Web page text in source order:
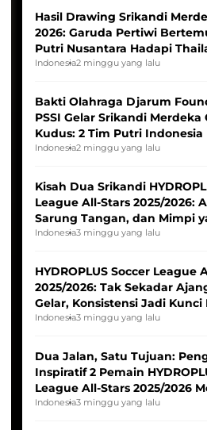
Hasil Drawing Srikandi
2026: Garuda Pertiwi
Putri Nusantara Hadapi
Indonesia2 minggu yang lalu
Bakti Olahraga Djarum
PSSI Gelar Srikandi Merdeka
Kudus: 2 Tim Putri Indonesia
Tim Asia
Indonesia2 minggu yang lalu
Kisah Dua Srikandi
League All-Stars 2025/2026:
Sarung Tangan, dan Mimpi
Pernah Padam
Indonesia3 minggu yang lalu
HYDROPLUS Soccer League
2025/2026: Tak Sekadar
Gelar, Konsistensi Jadi
Indonesia3 minggu yang lalu
Dua Jalan, Satu Tujuan:
Inspiratif 2 Pemain
League All-Stars 2025/2026
Seleksi Timnas Indonesia Putri
Indonesia3 minggu yang lalu